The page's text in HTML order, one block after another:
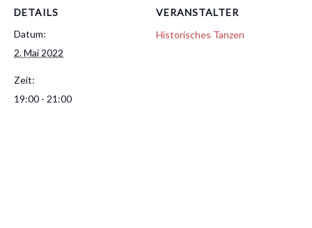
DETAILS
Datum:
2. Mai 2022
Zeit:
19:00 - 21:00
VERANSTALTER
Historisches Tanzen